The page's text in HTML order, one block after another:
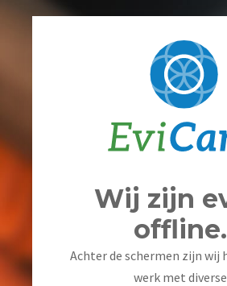
Wij zijn
offline.
Achter de schermen zijn wij
werk met diverse